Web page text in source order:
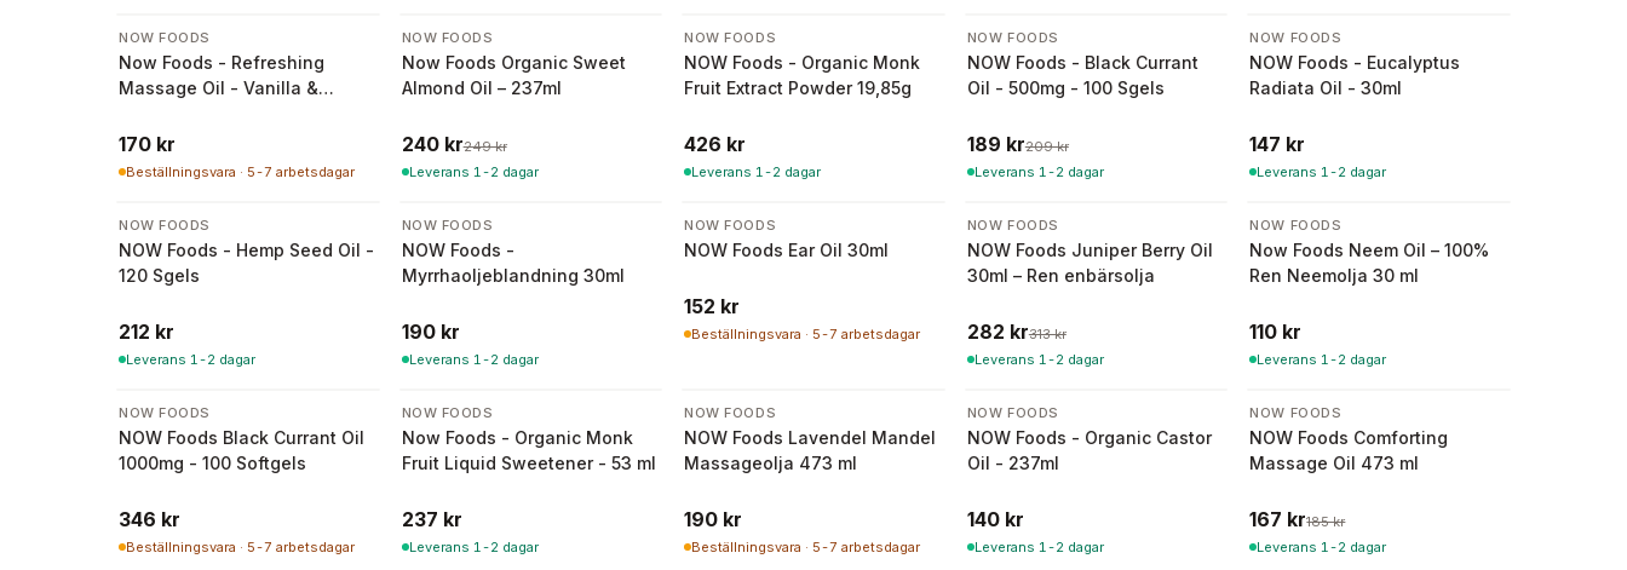
NOW FOODS
Now Foods - Refreshing
Massage Oil - Vanilla &
170 kr
Beställningsvara · 5-7 arbetsdagar
-4%
NOW FOODS
Now Foods Organic Sweet
Almond Oil – 237ml
240 kr249 kr
Leverans 1-2 dagar
NOW FOODS
NOW Foods - Organic Monk
Fruit Extract Powder 19,85g
426 kr
Leverans 1-2 dagar
-10%
NOW FOODS
NOW Foods - Black Currant
Oil - 500mg - 100 Sgels
189 kr209 kr
Leverans 1-2 dagar
NOW FOODS
NOW Foods - Eucalyptus
Radiata Oil - 30ml
147 kr
Leverans 1-2 dagar
NOW FOODS
NOW Foods - Hemp Seed Oil -
120 Sgels
212 kr
Leverans 1-2 dagar
NOW FOODS
NOW Foods -
Myrrhaoljeblandning 30ml
190 kr
Leverans 1-2 dagar
NOW FOODS
NOW Foods Ear Oil 30ml
152 kr
Beställningsvara · 5-7 arbetsdagar
-10%
NOW FOODS
NOW Foods Juniper Berry Oil
30ml – Ren enbärsolja
282 kr313 kr
Leverans 1-2 dagar
NOW FOODS
Now Foods Neem Oil – 100%
Ren Neemolja 30 ml
110 kr
Leverans 1-2 dagar
NOW FOODS
NOW Foods Black Currant Oil
1000mg - 100 Softgels
346 kr
Beställningsvara · 5-7 arbetsdagar
NOW FOODS
Now Foods - Organic Monk
Fruit Liquid Sweetener - 53 ml
237 kr
Leverans 1-2 dagar
NOW FOODS
NOW Foods Lavendel Mandel
Massageolja 473 ml
190 kr
Beställningsvara · 5-7 arbetsdagar
NOW FOODS
NOW Foods - Organic Castor
Oil - 237ml
140 kr
Leverans 1-2 dagar
-10%
NOW FOODS
NOW Foods Comforting
Massage Oil 473 ml
167 kr185 kr
Leverans 1-2 dagar